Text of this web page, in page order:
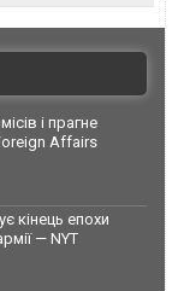
і прагне
Affairs
кінець епохи
— NYT